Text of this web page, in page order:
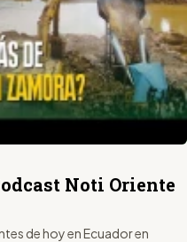
Noti Oriente
de hoy en Ecuador en